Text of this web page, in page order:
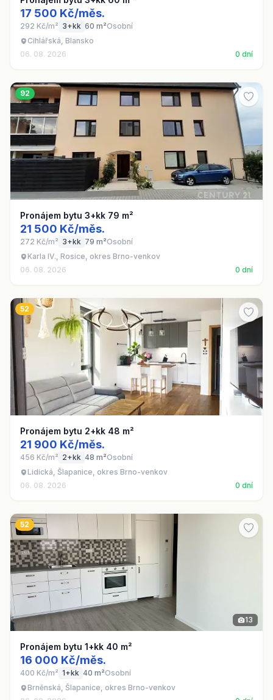
17 500 Kč/měs.
292 Kč/m² 3+kk 60 m²Osobní
Cihlářská, Blansko
06. 08. 2026
0 dní
92
Pronájem bytu 3+kk 79 m²
21 500 Kč/měs.
272 Kč/m² 3+kk 79 m²Osobní
Karla IV., Rosice, okres Brno-venkov
06. 08. 2026
0 dní
52
Pronájem bytu 2+kk 48 m²
21 900 Kč/měs.
456 Kč/m² 2+kk 48 m²Osobní
Lidická, Šlapanice, okres Brno-venkov
06. 08. 2026
0 dní
52
13
Pronájem bytu 1+kk 40 m²
16 000 Kč/měs.
400 Kč/m² 1+kk 40 m²Osobní
Brněnská, Šlapanice, okres Brno-venkov